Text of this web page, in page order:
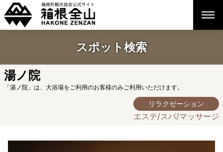
スポット検索
湯ノ院
「湯ノ院」は、大浴場をご利用のお客様のみご利用いただけます。
リラクゼーション
エステ/スパ/マッサージ